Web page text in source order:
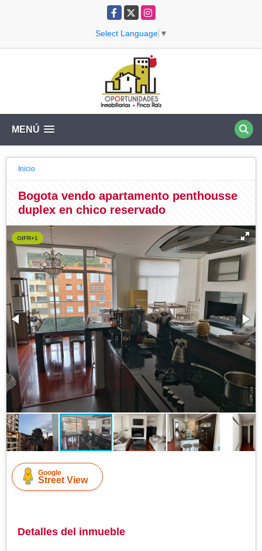
Facebook
X Instagram
Select Language ▼
MENÚ
Inicio
Bogota vendo apartamento penthousse
duplex en chico reservado
OIFR+1
Google
Street View
Detalles del inmueble